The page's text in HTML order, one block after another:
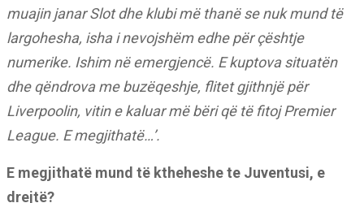
muajin janar Slot dhe klubi më thanë se nuk mund të
largohesha, isha i nevojshëm edhe për çështje
numerike. Ishim në emergjencë. E kuptova situatën
dhe qëndrova me buzëqeshje, flitet gjithnjë për
Liverpoolin, vitin e kaluar më bëri që të fitoj Premier
League. E megjithatë…’.
E megjithatë mund të ktheheshe te Juventusi, e
drejtë?